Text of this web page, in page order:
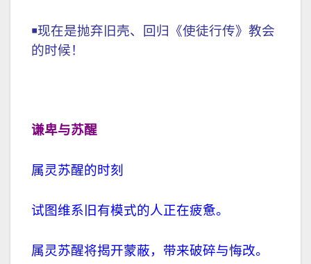
￭现在是抛弃旧壳、回归《使徒行传》教会
的时候！
谦卑与苏醒
属灵苏醒的时刻
试图维系旧有模式的人正在疲惫。
属灵苏醒将揭开蒙蔽，带来破碎与悔改。